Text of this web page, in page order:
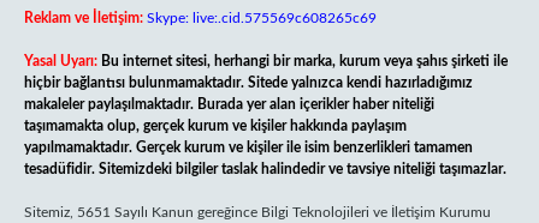
Reklam ve İletişim: Skype: live:.cid.575569c608265c69
Yasal Uyarı: Bu internet sitesi, herhangi bir marka, kurum veya şahıs şirketi ile
hiçbir bağlantısı bulunmamaktadır. Sitede yalnızca kendi hazırladığımız
makaleler paylaşılmaktadır. Burada yer alan içerikler haber niteliği
taşımamakta olup, gerçek kurum ve kişiler hakkında paylaşım
yapılmamaktadır. Gerçek kurum ve kişiler ile isim benzerlikleri tamamen
tesadüfidir. Sitemizdeki bilgiler taslak halindedir ve tavsiye niteliği taşımazlar.
Sitemiz, 5651 Sayılı Kanun gereğince Bilgi Teknolojileri ve İletişim Kurumu